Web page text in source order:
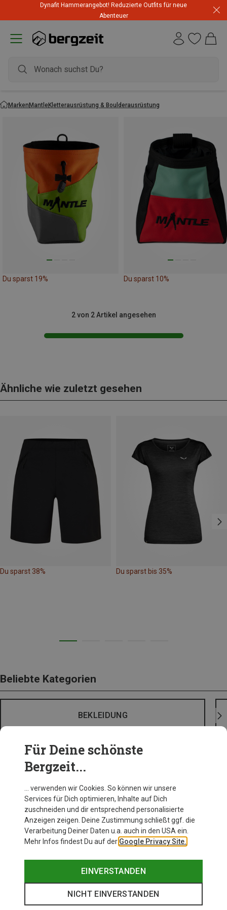
Dynafit Hammerangebot! Reduzierte Outfits für neue
Abenteuer
MarkenMantleKletterausrüstung & Boulderausrüstung
Du sparst 19% Du sparst 10%
2 von 2 Artikel angesehen
Ähnliche wie zuletzt gesehen
Du sparst 38% Du sparst bis 35%
Beliebte Kategorien
BEKLEIDUNG
Für Deine schönste
Bergzeit...
… verwenden wir Cookies. So können wir unsere
Services für Dich optimieren, Inhalte auf Dich
zuschneiden und dir entsprechend personalisierte
Anzeigen zeigen. Deine Zustimmung schließt ggf. die
Verarbeitung Deiner Daten u.a. auch in den USA ein.
Mehr Infos findest Du auf der Google Privacy Site.
EINVERSTANDEN
NICHT EINVERSTANDEN